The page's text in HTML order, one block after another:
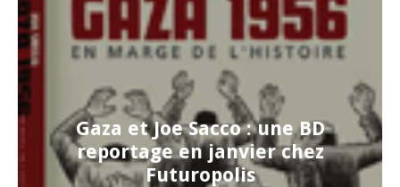
Gaza et Joe Sacco : une BD
reportage en janvier chez
Futuropolis